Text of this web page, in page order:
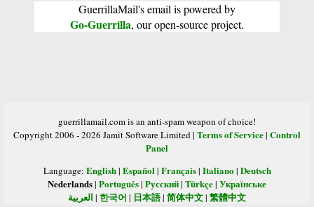
GuerrillaMail's email is powered by
Go-Guerrilla, our open-source project.
guerrillamail.com is an anti-spam weapon of choice!
Copyright 2006 - 2026 Jamit Software Limited | Terms of Service| Control
Panel
Language: English| Español | Français| Italiano | Deutsch
Nederlands| Português| Русский| Türkçe| Українське
العربية | 한국어 | 日本語| 简体中文| 繁體中文